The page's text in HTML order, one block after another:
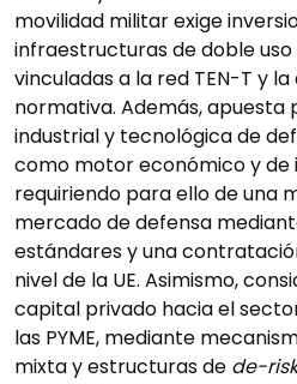
movilidad militar exige
infraestructuras de doble
vinculadas a la red TEN-T y
normativa. Además, apuesta
industrial y tecnológica de
como motor económico y de
requiriendo para ello de una
mercado de defensa
estándares y una
nivel de la UE. Asimismo,
capital privado hacia el
las PYME, mediante
mixta y estructuras de de-